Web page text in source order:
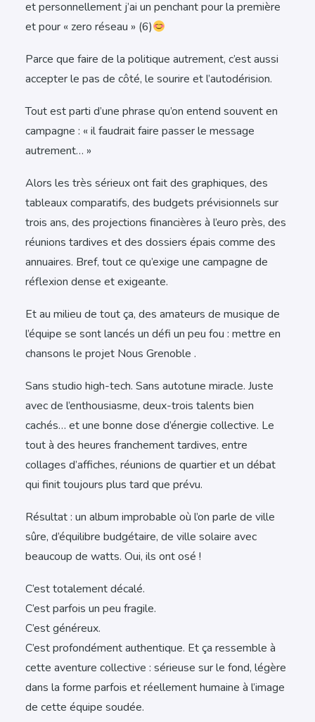
et personnellement j’ai un penchant pour la première
et pour « zero réseau » (6)
Parce que faire de la politique autrement, c’est aussi
accepter le pas de côté, le sourire et l’autodérision.
Tout est parti d’une phrase qu’on entend souvent en
campagne : « il faudrait faire passer le message
autrement… »
Alors les très sérieux ont fait des graphiques, des
tableaux comparatifs, des budgets prévisionnels sur
trois ans, des projections financières à l’euro près, des
réunions tardives et des dossiers épais comme des
annuaires. Bref, tout ce qu’exige une campagne de
réflexion dense et exigeante.
Et au milieu de tout ça, des amateurs de musique de
l’équipe se sont lancés un défi un peu fou : mettre en
chansons le projet Nous Grenoble .
Sans studio high-tech. Sans autotune miracle. Juste
avec de l’enthousiasme, deux-trois talents bien
cachés… et une bonne dose d’énergie collective. Le
tout à des heures franchement tardives, entre
collages d’affiches, réunions de quartier et un débat
qui finit toujours plus tard que prévu.
Résultat : un album improbable où l’on parle de ville
sûre, d’équilibre budgétaire, de ville solaire avec
beaucoup de watts. Oui, ils ont osé !
C’est totalement décalé.
C’est parfois un peu fragile.
C’est généreux.
C’est profondément authentique. Et ça ressemble à
cette aventure collective : sérieuse sur le fond, légère
dans la forme parfois et réellement humaine à l’image
de cette équipe soudée.